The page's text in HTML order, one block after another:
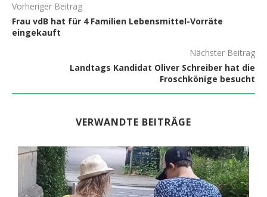
Vorheriger Beitrag
Frau vdB hat für 4 Familien Lebensmittel-Vorräte
eingekauft
Nächster Beitrag
Landtags Kandidat Oliver Schreiber hat die
Froschkönige besucht
VERWANDTE BEITRÄGE